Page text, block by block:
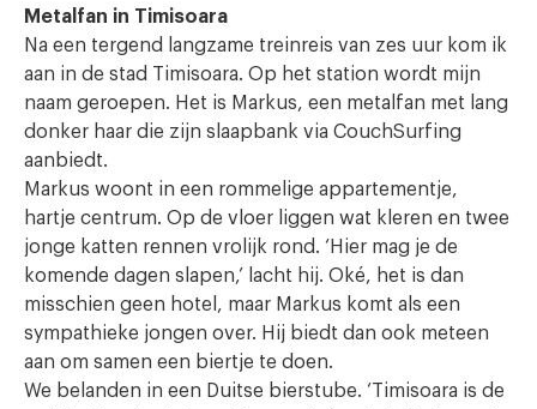
Metalfan in Timisoara
Na een tergend langzame treinreis van zes uur kom ik
aan in de stad Timisoara. Op het station wordt mijn
naam geroepen. Het is Markus, een metalfan met lang
donker haar die zijn slaapbank via CouchSurfing
aanbiedt.
Markus woont in een rommelige appartementje,
hartje centrum. Op de vloer liggen wat kleren en twee
jonge katten rennen vrolijk rond. ‘Hier mag je de
komende dagen slapen,’ lacht hij. Oké, het is dan
misschien geen hotel, maar Markus komt als een
sympathieke jongen over. Hij biedt dan ook meteen
aan om samen een biertje te doen.
We belanden in een Duitse bierstube. ‘Timisoara is de